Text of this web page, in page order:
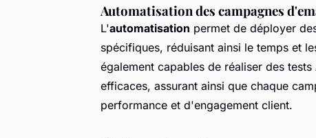
Automatisation des campagnes
L'automatisation permet de déployer
spécifiques, réduisant ainsi le temps et
également capables de réaliser des
efficaces, assurant ainsi que chaque
performance et d'engagement client.